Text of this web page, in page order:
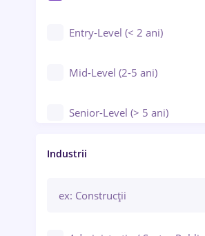
Entry-Level (< 2 ani)
Mid-Level (2-5 ani)
Senior-Level (> 5 ani)
Manager / Executiv
Industrii